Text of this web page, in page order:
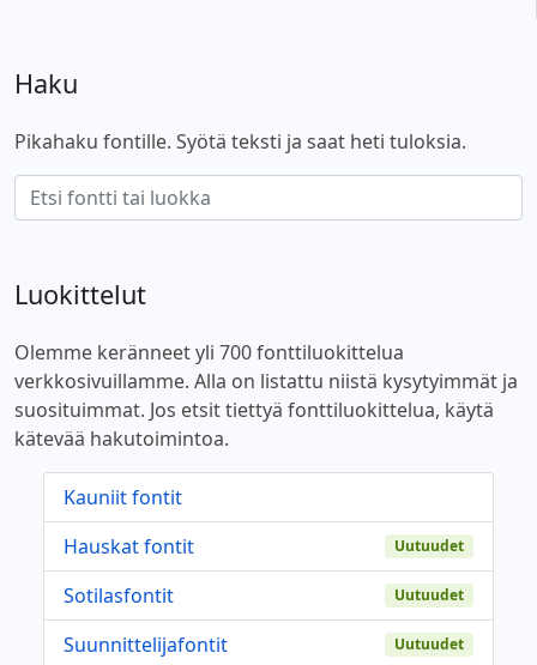
Haku
Pikahaku fontille. Syötä teksti ja saat heti tuloksia.
Luokittelut
Olemme keränneet yli 700 fonttiluokittelua
verkkosivuillamme. Alla on listattu niistä kysytyimmät ja
suosituimmat. Jos etsit tiettyä fonttiluokittelua, käytä
kätevää hakutoimintoa.
Kauniit fontit
Hauskat fontit
Uutuudet
Sotilasfontit Uutuudet
Suunnittelijafontit Uutuudet